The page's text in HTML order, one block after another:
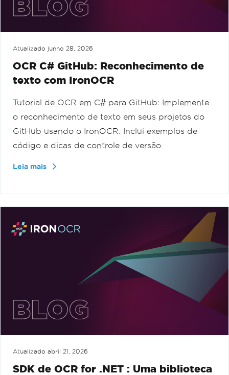
Atualizado junho 28, 2026
OCR C# GitHub: Reconhecimento de
texto com IronOCR
Tutorial de OCR em C# para GitHub: Implemente
o reconhecimento de texto em seus projetos do
GitHub usando o IronOCR. Inclui exemplos de
código e dicas de controle de versão.
Leia mais
Atualizado abril 21, 2026
SDK de OCR for .NET : Uma biblioteca